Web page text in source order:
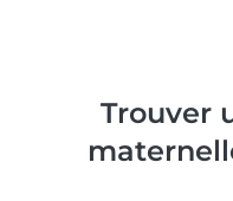
Trouver